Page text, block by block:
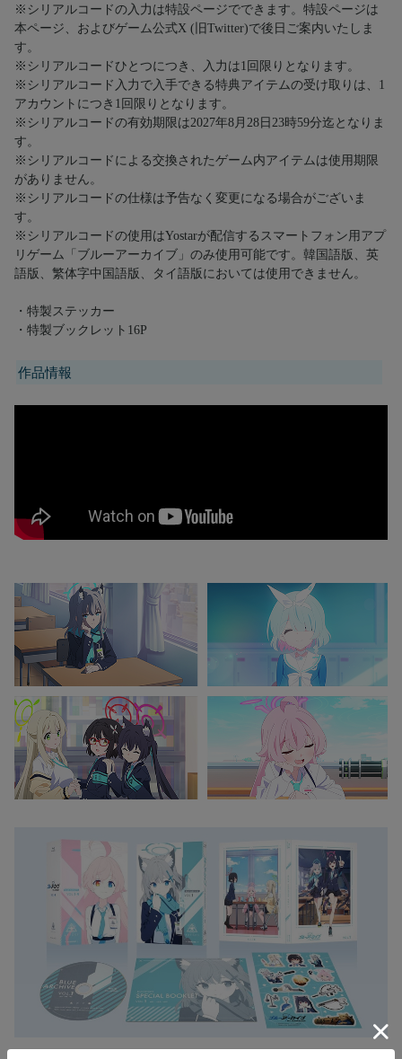
※シリアルコードの入力は特設ページでできます。特設ページは
本ページ、およびゲーム公式X (旧Twitter)で後日ご案内いたしま
す。
※シリアルコードひとつにつき、入力は1回限りとなります。
※シリアルコード入力で入手できる特典アイテムの受け取りは、1
アカウントにつき1回限りとなります。
※シリアルコードの有効期限は2027年8月28日23時59分迄となりま
す。
※シリアルコードによる交換されたゲーム内アイテムは使用期限
がありません。
※シリアルコードの仕様は予告なく変更になる場合がございま
す。
※シリアルコードの使用はYostarが配信するスマートフォン用アプ
リゲーム「ブルーアーカイブ」のみ使用可能です。韓国語版、英
語版、繁体字中国語版、タイ語版においては使用できません。
・特製ステッカー
・特製ブックレット16P
作品情報